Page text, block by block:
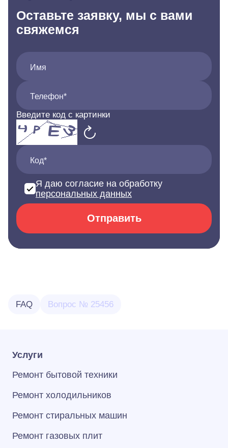
Оставьте заявку, мы с вами
свяжемся
Имя
Телефон*
Введите код с картинки
Код*
Я даю согласие на обработку
персональных данных
Отправить
FAQ Вопрос № 25456
Услуги
Ремонт бытовой техники
Ремонт холодильников
Ремонт стиральных машин
Ремонт газовых плит